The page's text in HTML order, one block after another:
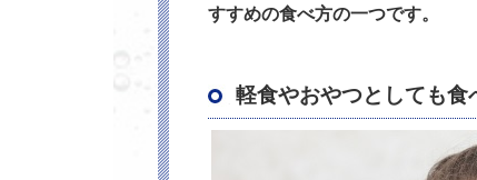
すすめの食べ方の一つです。
軽食やおやつとしても食